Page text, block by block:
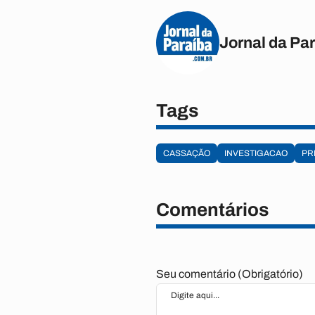
Jornal da
Tags
CASSAÇÃO INVESTIGACAO
Comentários
Seu comentário (Obrigatório)